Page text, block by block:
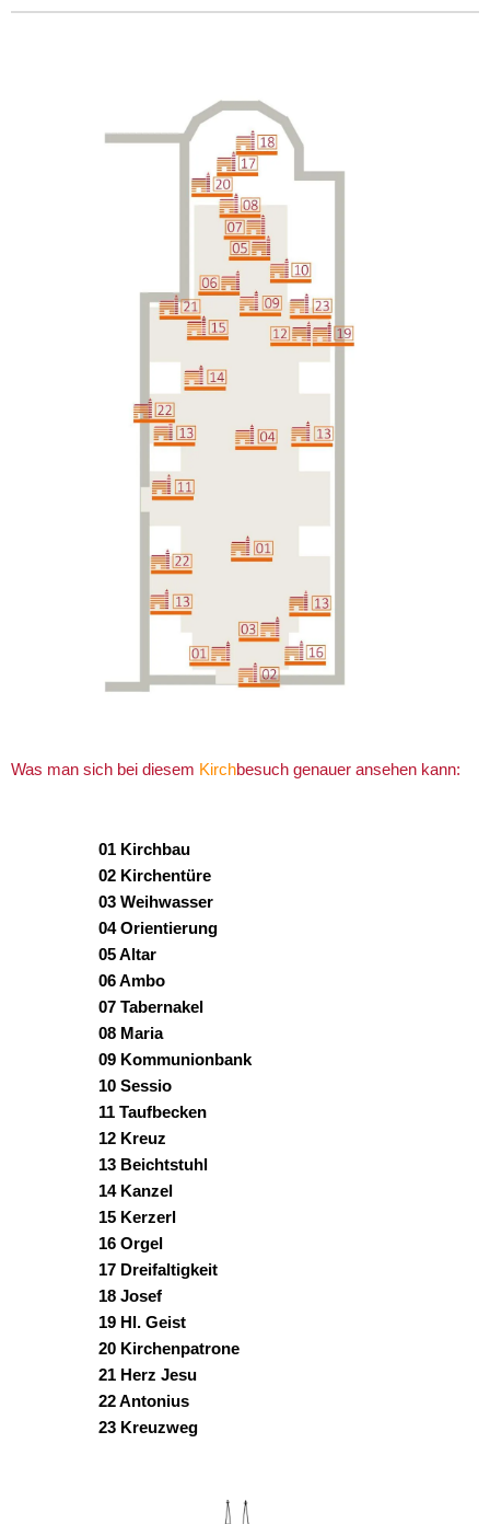
Was man sich bei diesem Kirchbesuch genauer ansehen kann:
01 Kirchbau
02 Kirchentüre
03 Weihwasser
04 Orientierung
05 Altar
06 Ambo
07 Tabernakel
08 Maria
09 Kommunionbank
10 Sessio
11 Taufbecken
12 Kreuz
13 Beichtstuhl
14 Kanzel
15 Kerzerl
16 Orgel
17 Dreifaltigkeit
18 Josef
19 Hl. Geist
20 Kirchenpatrone
21 Herz Jesu
22 Antonius
23 Kreuzweg